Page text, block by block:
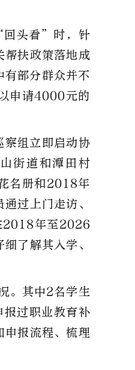
回头看”时，针
帮扶政策落地成
部分群众并不
申请4000元的
组立即启动协
街道和潭田村
名册和2018年
过上门走访、
2018年至2026
了解其入学、
。其中2名学生
过职业教育补
申报流程、梳理